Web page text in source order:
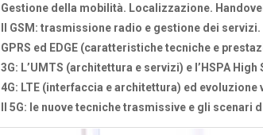
Gestione della mobilità. Localizzazione.
Il GSM: trasmissione radio e gestione dei servizi.
GPRS ed EDGE (caratteristiche tecniche e
3G: L’UMTS (architettura e servizi) e l’HSPA
4G: LTE (interfaccia e architettura) ed evoluzione
Il 5G: le nuove tecniche trasmissive e gli scenari